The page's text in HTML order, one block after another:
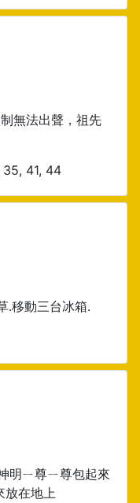
無法出聲，祖先
35, 41, 44
.移動三台冰箱.
明ㄧ尊ㄧ尊包起來
放在地上